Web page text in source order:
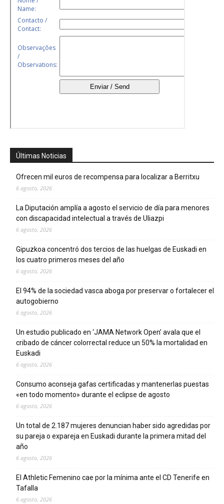
Últimas Noticias
Ofrecen mil euros de recompensa para localizar a Berritxu
6 agosto, 2026
La Diputación amplía a agosto el servicio de día para menores
con discapacidad intelectual a través de Uliazpi
6 agosto, 2026
Gipuzkoa concentró dos tercios de las huelgas de Euskadi en
los cuatro primeros meses del año
6 agosto, 2026
El 94% de la sociedad vasca aboga por preservar o fortalecer el
autogobierno
6 agosto, 2026
Un estudio publicado en ‘JAMA Network Open’ avala que el
cribado de cáncer colorrectal reduce un 50% la mortalidad en
Euskadi
6 agosto, 2026
Consumo aconseja gafas certificadas y mantenerlas puestas
«en todo momento» durante el eclipse de agosto
6 agosto, 2026
Un total de 2.187 mujeres denuncian haber sido agredidas por
su pareja o expareja en Euskadi durante la primera mitad del
año
6 agosto, 2026
El Athletic Femenino cae por la mínima ante el CD Tenerife en
Tafalla
6 agosto, 2026